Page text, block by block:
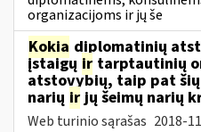
organizacijoms ir jų še
Kokia diplomatinių
įstaigų ir tarptautinių
atstovybių, taip pat
narių irjų šeimų narių
Web turinio sąrašas 2018-